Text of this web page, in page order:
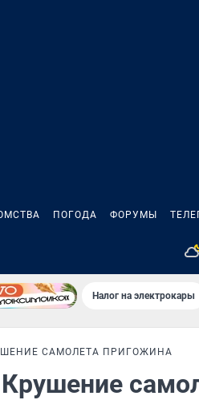
ПОГОДА ФОРУМЫ
Налог на электрокары
САМОЛЕТА ПРИГОЖИНА
Крушение